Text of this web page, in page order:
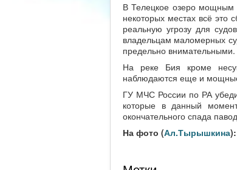
В Телецкое озеро мощным
некоторых местах всё это
реальную угрозу для
владельцам маломерных
предельно внимательными.
На реке Бия кроме
наблюдаются еще и
ГУ МЧС России по РА
которые в данный
окончательного спада
На фото (Ал.Тырышкина